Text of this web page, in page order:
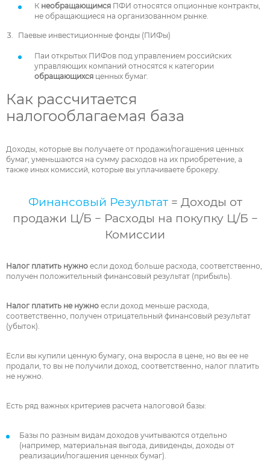
К необращающимся ПФИ относятся опционные контракты,
не обращающиеся на организованном рынке.
Паевые инвестиционные фонды (ПИФы)
Паи открытых ПИФов под управлением российских
управляющих компаний относятся к категории
обращающихся ценных бумаг.
Как рассчитается
налогооблагаемая база
Доходы, которые вы получаете от продажи/погашения ценных
бумаг, уменьшаются на сумму расходов на их приобретение, а
также иных комиссий, которые вы уплачиваете брокеру.
Финансовый Результат = Доходы от
продажи Ц/Б − Расходы на покупку Ц/Б −
Комиссии
Налог платить нужно если доход больше расхода, соответственно,
получен положительный финансовый результат (прибыль).
Налог платить не нужно если доход меньше расхода,
соответственно, получен отрицательный финансовый результат
(убыток).
Если вы купили ценную бумагу, она выросла в цене, но вы ее не
продали, то вы не получили доход, соответственно, налог платить
не нужно.
Есть ряд важных критериев расчета налоговой базы:
Базы по разным видам доходов учитываются отдельно
(например, материальная выгода, дивиденды, доходы от
реализации/погашения ценных бумаг).